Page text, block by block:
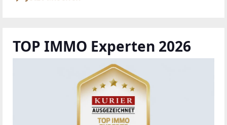
TOP IMMO Experten 2026